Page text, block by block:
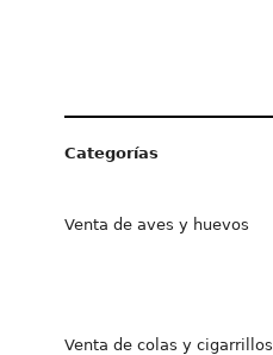
Categorías
Venta de aves y huevos
Venta de colas y cigarrillos